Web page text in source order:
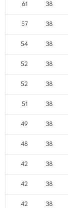
38
61
38
57
38
54
38
52
38
52
38
51
38
49
38
48
38
42
38
42
38
42